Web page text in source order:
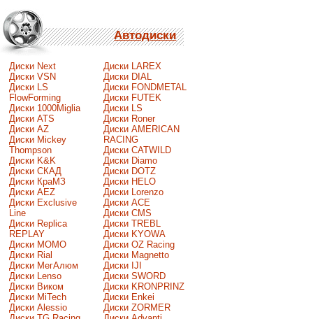
Автодиски
Диски Next
Диски VSN
Диски LS
FlowForming
Диски 1000Miglia
Диски ATS
Диски AZ
Диски Mickey
Thompson
Диски K&K
Диски СКАД
Диски КраМЗ
Диски AEZ
Диски Exclusive
Line
Диски Replica
REPLAY
Диски MOMO
Диски Rial
Диски МегАлюм
Диски Lenso
Диски Виком
Диски MiTech
Диски Alessio
Диски LAREX
Диски DIAL
Диски FONDMETAL
Диски FUTEK
Диски LS
Диски Roner
Диски AMERICAN
RACING
Диски CATWILD
Диски Diamo
Диски DOTZ
Диски HELO
Диски Lorenzo
Диски ACE
Диски CMS
Диски TREBL
Диски KYOWA
Диски OZ Racing
Диски Magnetto
Диски IJI
Диски SWORD
Диски KRONPRINZ
Диски Enkei
Диски ZORMER